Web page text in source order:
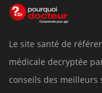
Le site santé de
médicale decryptée
conseils des meilleurs